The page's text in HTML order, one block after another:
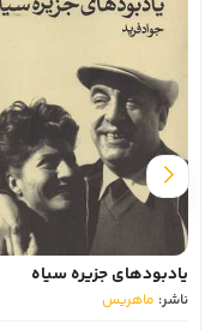
یادبودهای جزیره سیاه
ناشر: ماهریس